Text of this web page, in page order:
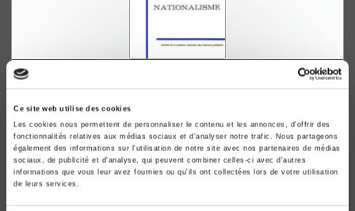
Ce site web utilise des cookies
Les cookies nous permettent de personnaliser le contenu et les annonces, d'offrir des
fonctionnalités relatives aux médias sociaux et d'analyser notre trafic. Nous partageons
également des informations sur l'utilisation de notre site avec nos partenaires de médias
sociaux, de publicité et d'analyse, qui peuvent combiner celles-ci avec d'autres
informations que vous leur avez fournies ou qu'ils ont collectées lors de votre utilisation
de leurs services.
Dimensions du nationalisme
Enquête par questionnaire (1962)
Guy Michelat, Jean-Pierre-Hubert Thomas